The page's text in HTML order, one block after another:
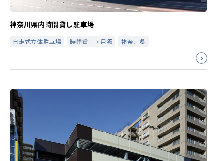
神奈川県内時間貸し駐車場
自走式立体駐車場 時間貸し・月極 神奈川県